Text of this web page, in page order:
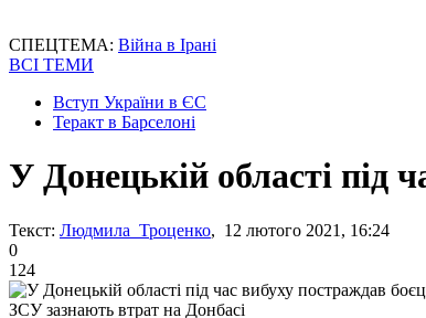
СПЕЦТЕМА: Війна в Ірані
ВСІ ТЕМИ
Вступ України в ЄС
Теракт в Барселоні
У Донецькій області під
Текст: Людмила Троценко, 12 лютого 2021, 16:24
0
124
ЗСУ зазнають втрат на Донбасі